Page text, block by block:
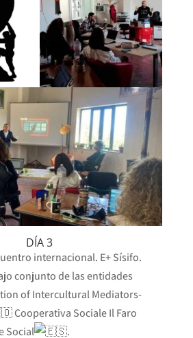
DÍA 3
internacional. E+ Sísifo.
conjunto de las entidades
of Intercultural Mediators-
Cooperativa Sociale Il Faro
Social
.